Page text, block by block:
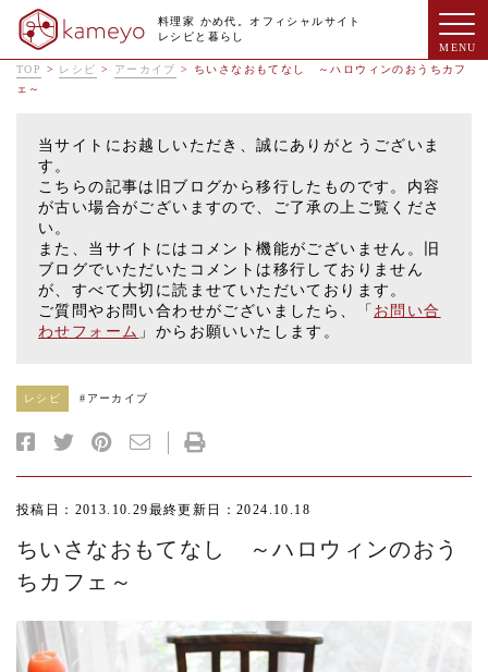
料理家 かめ代。オフィシャルサイト
レシピと暮らし
TOP > レシピ > アーカイブ > ちいさなおもてなし ～ハロウィンのおうちカフ
ェ～
当サイトにお越しいただき、誠にありがとうございま
す。
こちらの記事は旧ブログから移行したものです。内容
が古い場合がございますので、ご了承の上ご覧くださ
い。
また、当サイトにはコメント機能がございません。旧
ブログでいただいたコメントは移行しておりません
が、すべて大切に読ませていただいております。
ご質問やお問い合わせがございましたら、「 お問い合
わせフォーム 」からお願いいたします。
レシピ # アーカイブ
投稿日：2013.10.29最終更新日：2024.10.18
ちいさなおもてなし ～ハロウィンのおう
ちカフェ～